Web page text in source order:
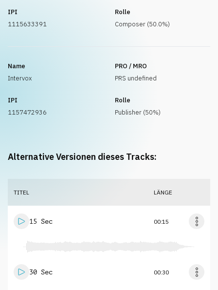
IPI
1115633391
Rolle
Composer (50.0%)
Name
Intervox
PRO / MRO
PRS undefined
IPI
1157472936
Rolle
Publisher (50%)
Alternative Versionen dieses Tracks:
TITEL LÄNGE
15 Sec 00:15
30 Sec 00:30